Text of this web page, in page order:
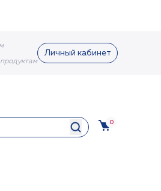
Личный кабинет
0